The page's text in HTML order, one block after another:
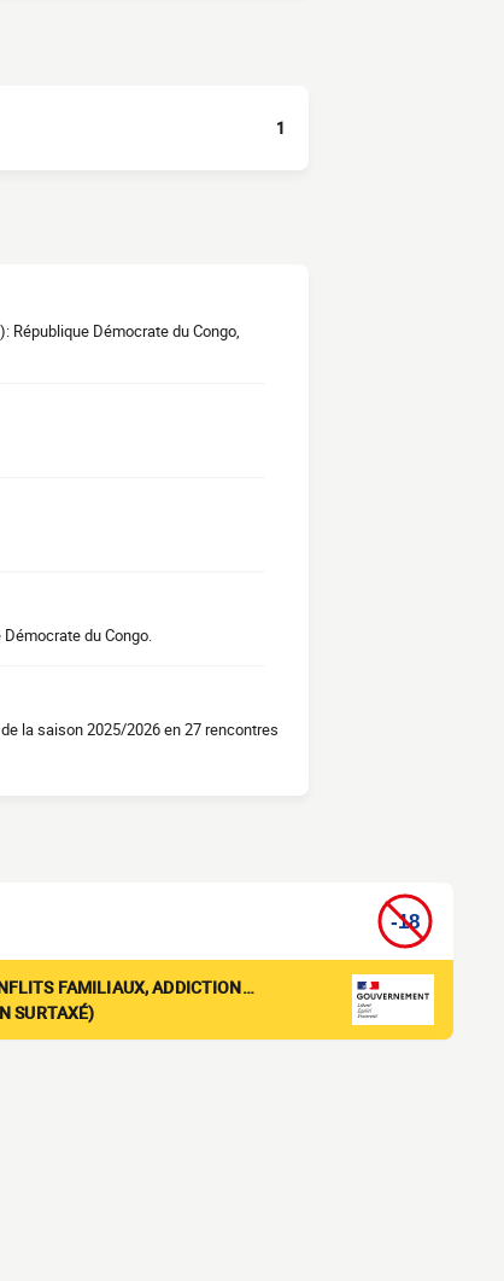
1
République Démocrate du Congo,
du Congo.
la saison 2025/2026 en 27 rencontres
FAMILIAUX, ADDICTION…
SURTAXÉ)